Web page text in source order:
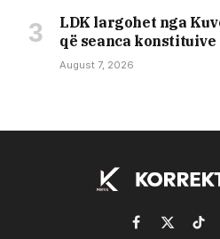
LDK largohet nga
që seanca
August 7, 2026
Facebook
X